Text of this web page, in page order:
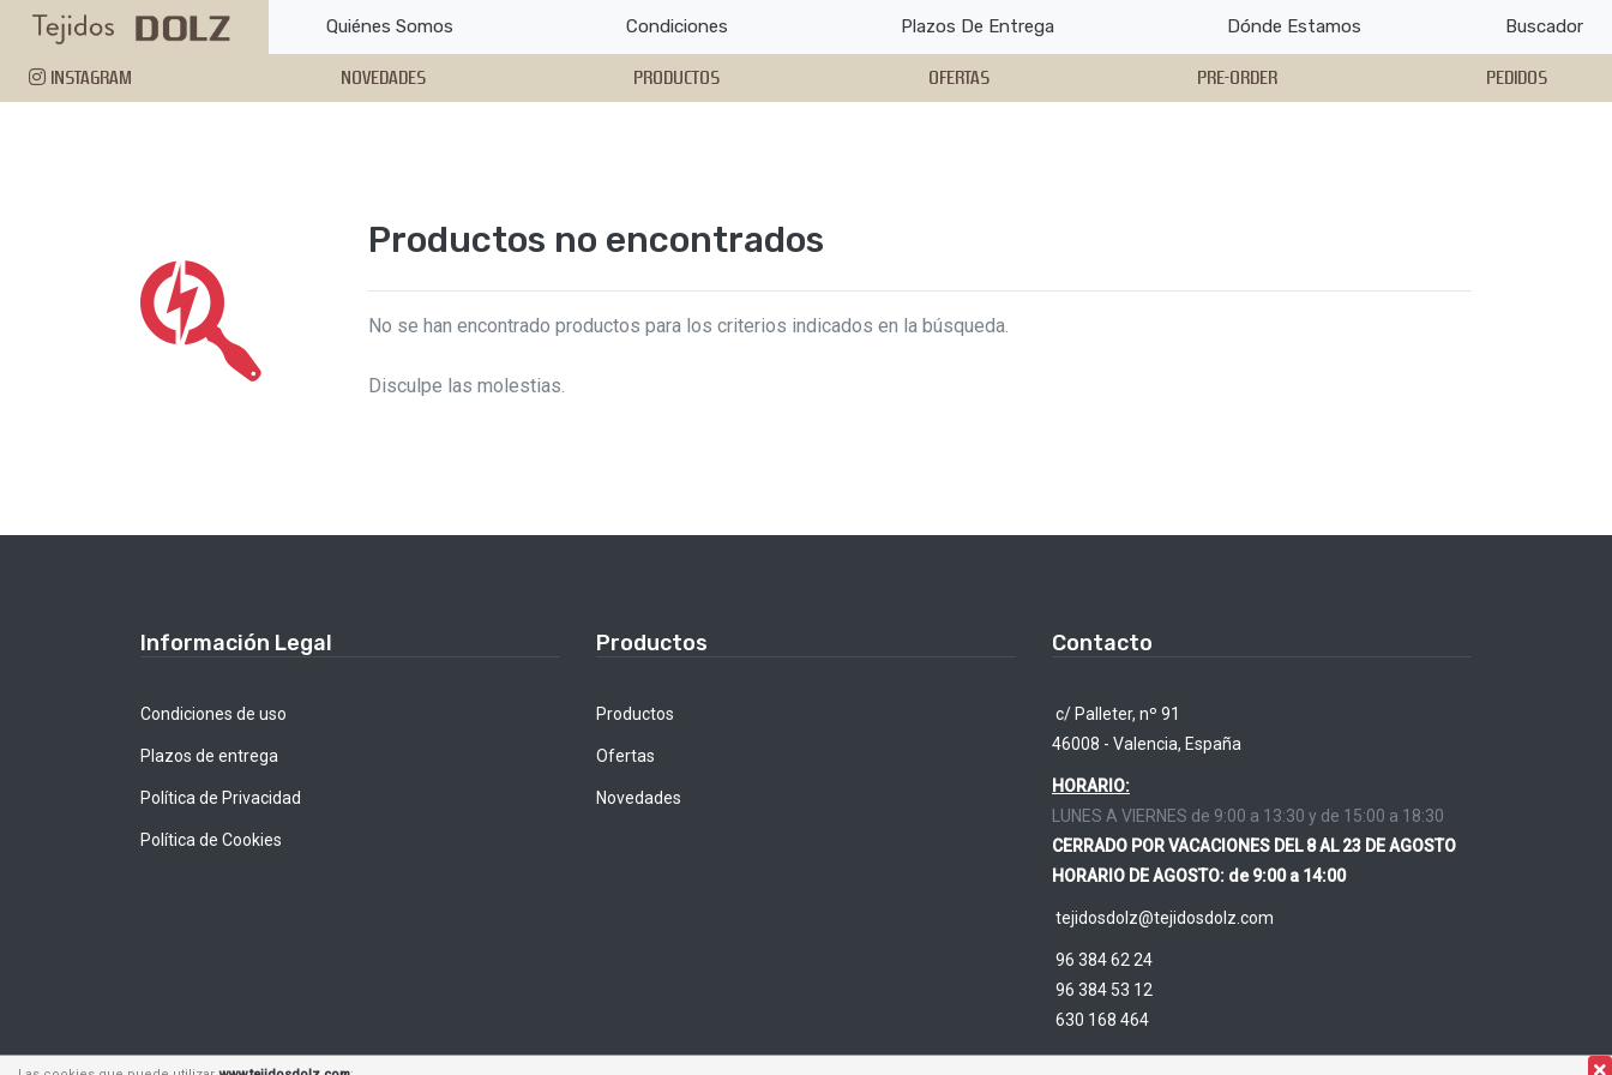
Quiénes Somos Condiciones Plazos De Entrega Dónde Estamos Buscador
INSTAGRAM NOVEDADES PRODUCTOS OFERTAS PRE-ORDER PEDIDOS
Productos no encontrados
No se han encontrado productos para los criterios indicados en la búsqueda.
Disculpe las molestias.
Información Legal
Condiciones de uso
Plazos de entrega
Política de Privacidad
Política de Cookies
Productos
Productos
Ofertas
Novedades
Contacto
c/ Palleter, nº 91
46008 - Valencia, España
HORARIO:
LUNES A VIERNES de 9:00 a 13:30 y de 15:00 a 18:30
CERRADO POR VACACIONES DEL 8 AL 23 DE AGOSTO
HORARIO DE AGOSTO: de 9:00 a 14:00
tejidosdolz@tejidosdolz.com
96 384 62 24
96 384 53 12
630 168 464